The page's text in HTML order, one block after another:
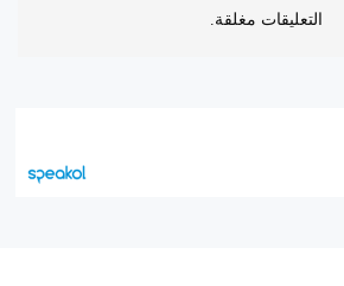
التعليقات مغلقة.